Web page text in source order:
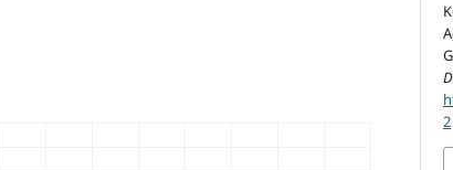
2